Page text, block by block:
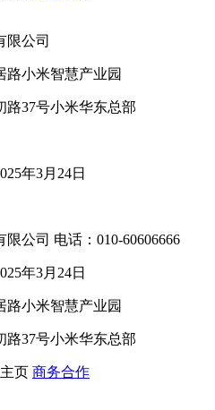
限公司
路小米智慧产业园
路37号小米华东总部
年3月24日
公司 电话：010-60606666
年3月24日
路小米智慧产业园
路37号小米华东总部
页 商务合作